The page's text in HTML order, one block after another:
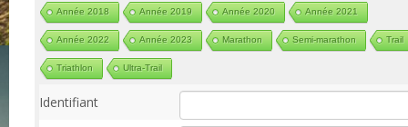
Année 2018 Année 2019 Année 2020 Année 2021
Année 2022 Année 2023 Marathon Semi-marathon Trail
Triathlon Ultra-Trail
Identifiant